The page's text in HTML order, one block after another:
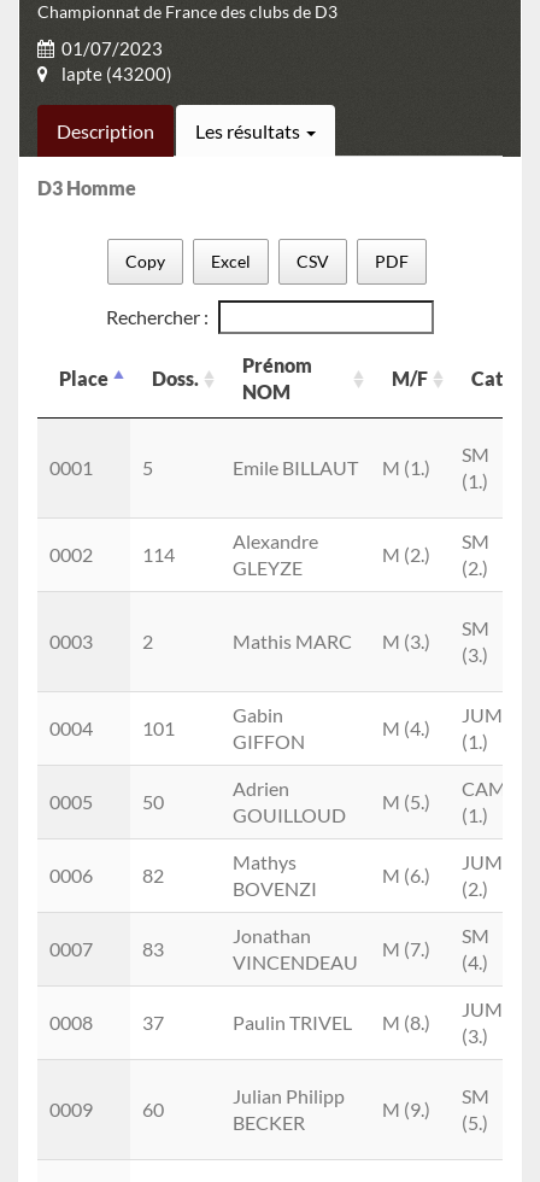
Championnat de France des clubs de D3
01/07/2023
lapte (43200)
Description Les résultats
D3 Homme
Copy Excel CSV PDF
Rechercher :
Place Doss.
Prénom
NOM
M/F Cat.
NOM
0001
5 Emile BILLAUT M (1.)
SM
(1.)
0002 114
Alexandre
GLEYZE
M (2.)
SM
(2.)
0003 2 Mathis MARC M (3.)
SM
(3.)
0004 101
Gabin
GIFFON
M (4.)
JUM
(1.)
0005 50
Adrien
GOUILLOUD
M (5.)
CAM
(1.)
0006 82
Mathys
BOVENZI
M (6.)
JUM
(2.)
0007 83
Jonathan
VINCENDEAU
M (7.)
SM
(4.)
0008 37 Paulin TRIVEL M (8.)
JUM
(3.)
0009 60
Julian Philipp
BECKER
M (9.)
SM
(5.)